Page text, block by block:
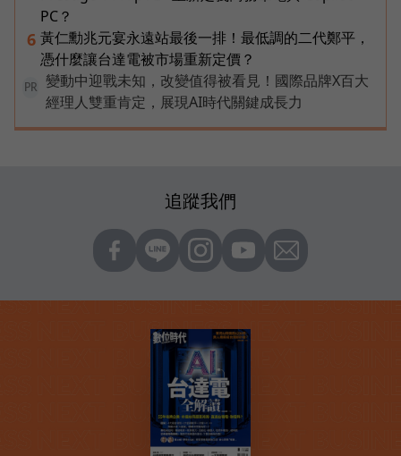
PC？
6 黃仁勳兆元宴永遠站最後一排！最低調的二代鄭平，
憑什麼讓台達電被市場重新定價？
PR
變動中迎戰未知，改變值得被看見！國際品牌X百大
經理人雙重肯定，展現AI時代關鍵成長力
追蹤我們